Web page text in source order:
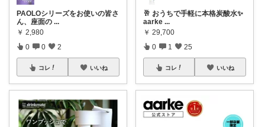
PAOLOシリーズをお使いの皆さ
ん、座面の ...
￥ 2,980
0 0 2
コレ いいね
🥂 おうちで手軽に本格炭酸水✨
aarke ...
￥ 29,700
0 1 25
コレ いいね